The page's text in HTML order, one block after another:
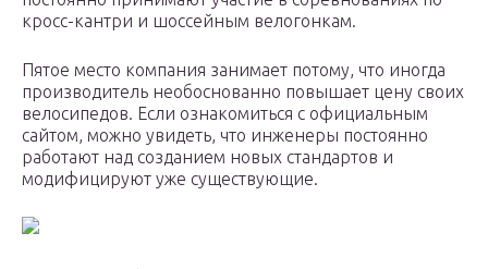
кросс-кантри и шоссейным велогонкам.
Пятое место компания занимает потому, что иногда
производитель необоснованно повышает цену своих
велосипедов. Если ознакомиться с официальным
сайтом, можно увидеть, что инженеры постоянно
работают над созданием новых стандартов и
модифицируют уже существующие.